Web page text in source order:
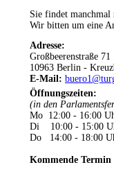
Sie findet manchmal
Wir bitten um eine
Adresse:
Großbeerenstraße 71
10963 Berlin -
E-Mail:
Öffnungszeiten:
(in den
Mo 12:00 - 16:00
Di 10:00 - 15:00
Do 14:00 - 18:00
Kommende Termin